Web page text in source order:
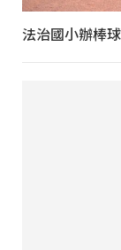
法治國小辦棒